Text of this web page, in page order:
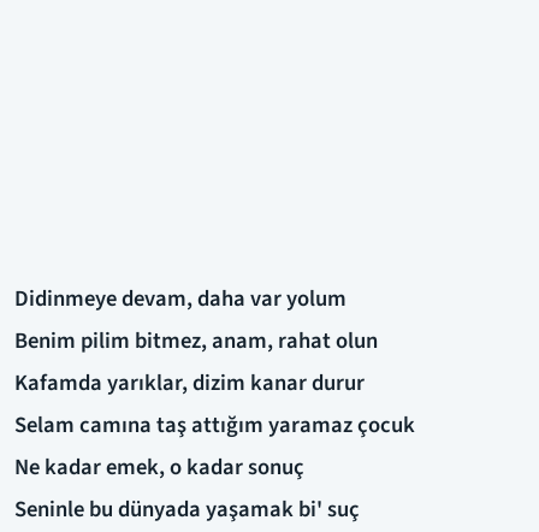
Didinmeye devam, daha var yolum
Benim pilim bitmez, anam, rahat olun
Kafamda yarıklar, dizim kanar durur
Selam camına taş attığım yaramaz çocuk
Ne kadar emek, o kadar sonuç
Seninle bu dünyada yaşamak bi' suç